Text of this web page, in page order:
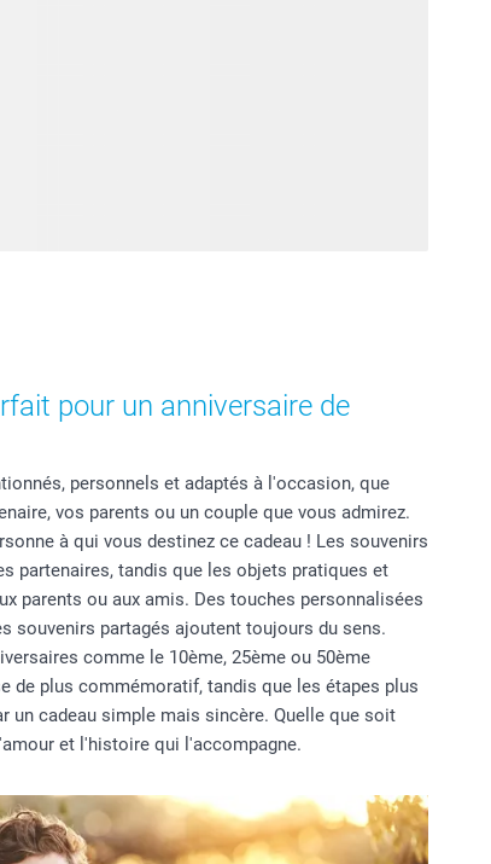
pour un anniversaire de
personnels et adaptés à l'occasion, que
vos parents ou un couple que vous admirez.
à qui vous destinez ce cadeau ! Les souvenirs
partenaires, tandis que les objets pratiques et
parents ou aux amis. Des touches personnalisées
souvenirs partagés ajoutent toujours du sens.
comme le 10ème, 25ème ou 50ème
de plus commémoratif, tandis que les étapes plus
un cadeau simple mais sincère. Quelle que soit
et l'histoire qui l'accompagne.